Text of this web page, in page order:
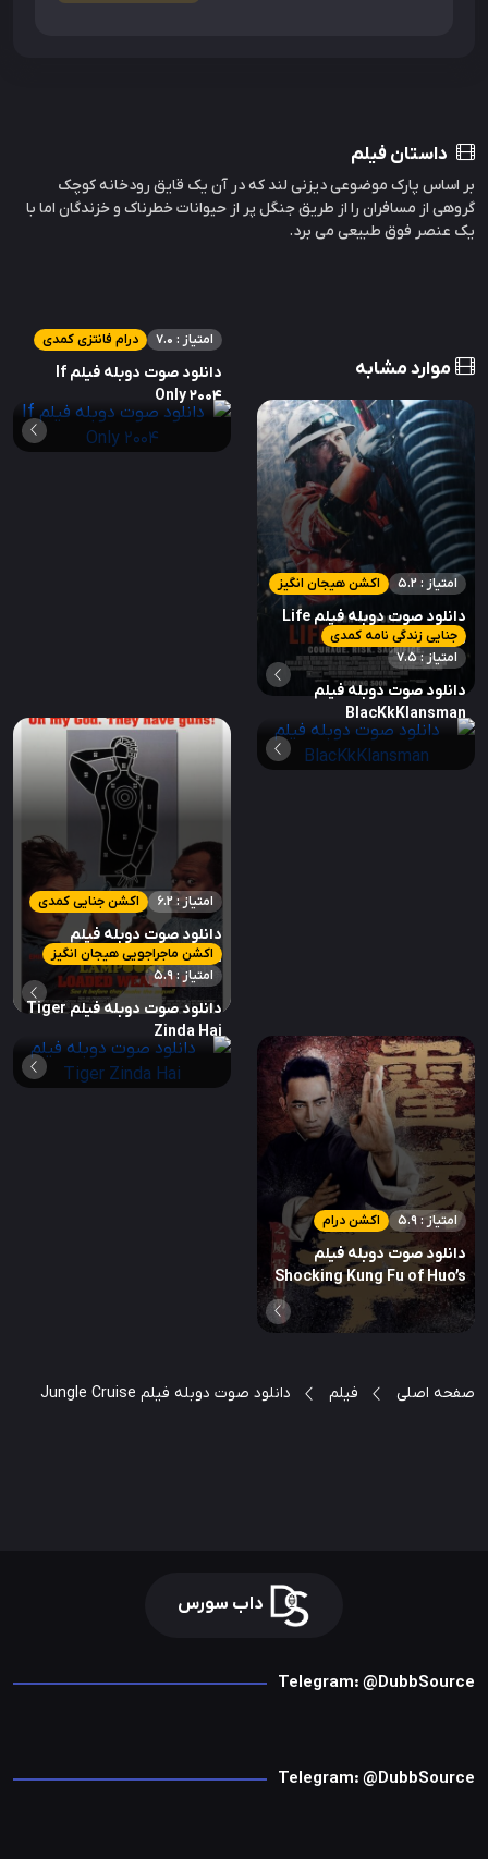
داستان فیلم
بر اساس پارک موضوعی دیزنی لند که در آن یک قایق رودخانه کوچک
گروهی از مسافران را از طریق جنگل پر از حیوانات خطرناک و خزندگان اما با
یک عنصر فوق طبیعی می برد.
موارد مشابه
اکشن هیجان انگیز امتیاز : 5.2
دانلود صوت دوبله فیلم Life
on the Line 2015
درام فانتزی کمدی امتیاز : 7.0
دانلود صوت دوبله فیلم If
Only 2004
جنایی زندگی نامه کمدی
امتیاز : 7.5
دانلود صوت دوبله فیلم
BlacKkKlansman
اکشن جنایی کمدی امتیاز : 6.2
دانلود صوت دوبله فیلم
Loaded Weapon 1
اکشن درام امتیاز : 5.9
دانلود صوت دوبله فیلم
Shocking Kung Fu of Huo’s
اکشن ماجراجویی هیجان انگیز
امتیاز : 5.9
دانلود صوت دوبله فیلم Tiger
Zinda Hai
صفحه اصلی فیلم دانلود صوت دوبله فیلم Jungle Cruise
داب سورس
Telegram: @DubbSource
Telegram: @DubbSource